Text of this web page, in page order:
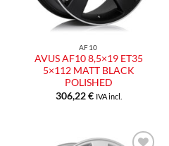
AF10
AVUS AF10 8,5×19 ET35
5×112 MATT BLACK
POLISHED
306,22€ IVA incl.